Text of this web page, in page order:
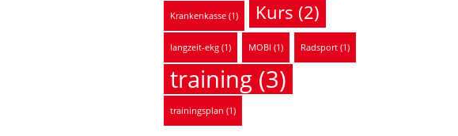
Krankenkasse (1) Kurs (2)
langzeit-ekg (1) MOBI (1) Radsport (1)
training (3)
trainingsplan (1)